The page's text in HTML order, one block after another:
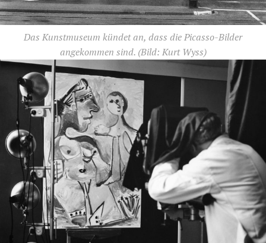
Das Kunstmuseum kündet an, dass die Picasso-Bilder
angekommen sind.(Bild: Kurt Wyss)